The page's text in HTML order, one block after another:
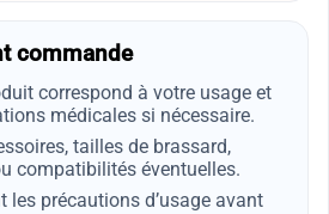
commande
correspond à votre usage et
médicales si nécessaire.
tailles de brassard,
compatibilités éventuelles.
les précautions d’usage avant